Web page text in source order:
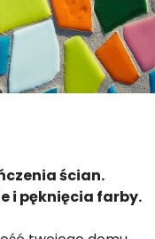
ścian.
i pęknięcia farby.